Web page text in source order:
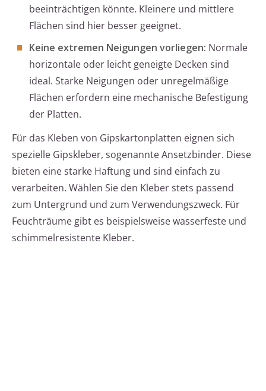
beeinträchtigen könnte. Kleinere und mittlere
Flächen sind hier besser geeignet.
Keine extremen Neigungen vorliegen: Normale
horizontale oder leicht geneigte Decken sind
ideal. Starke Neigungen oder unregelmäßige
Flächen erfordern eine mechanische Befestigung
der Platten.
Für das Kleben von Gipskartonplatten eignen sich
spezielle Gipskleber, sogenannte Ansetzbinder. Diese
bieten eine starke Haftung und sind einfach zu
verarbeiten. Wählen Sie den Kleber stets passend
zum Untergrund und zum Verwendungszweck. Für
Feuchträume gibt es beispielsweise wasserfeste und
schimmelresistente Kleber.